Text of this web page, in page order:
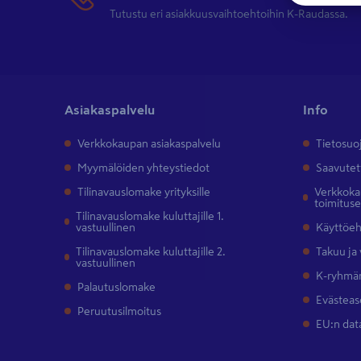
Tutustu eri asiakkuusvaihtoehtoihin K-Raudassa.
Asiakaspalvelu
Verkkokaupan asiakaspalvelu
Myymälöiden yhteystiedot
Tilinavauslomake yrityksille
Tilinavauslomake kuluttajille 1.
vastuullinen
Tilinavauslomake kuluttajille 2.
vastuullinen
Palautuslomake
Peruutusilmoitus
Info
Takuu ja
K-
EU:n